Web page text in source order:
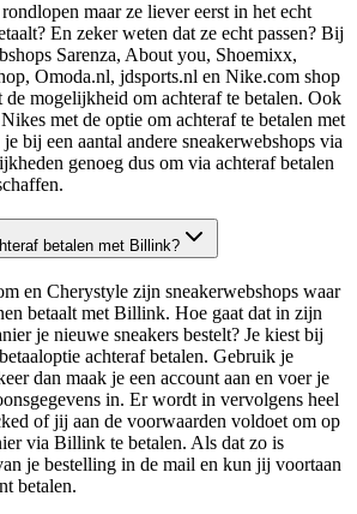
maar ze liever eerst in het echt
En zeker weten dat ze echt passen? Bij
Sarenza, About you, Shoemixx,
Omoda.nl, jdsports.nl en Nike.com shop
mogelijkheid om achteraf te betalen. Ook
met de optie om achteraf te betalen met
bij een aantal andere sneakerwebshops via
genoeg dus om via achteraf betalen
betalen met Billink?
en Cherystyle zijn sneakerwebshops waar
betaalt met Billink. Hoe gaat dat in zijn
je nieuwe sneakers bestelt? Je kiest bij
achteraf betalen. Gebruik je
dan maak je een account aan en voer je
in. Er wordt in vervolgens heel
of jij aan de voorwaarden voldoet om op
via Billink te betalen. Als dat zo is
je bestelling in de mail en kun jij voortaan
betalen.